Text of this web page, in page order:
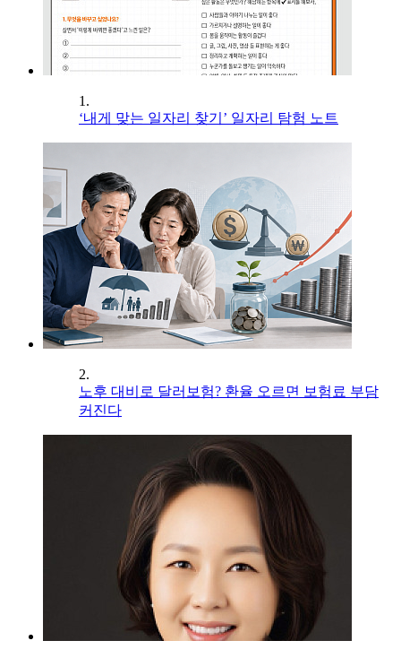
1.
‘내게 맞는 일자리 찾기’ 일자리 탐험 노트
2.
노후 대비로 달러보험? 환율 오르면 보험료 부담
커진다